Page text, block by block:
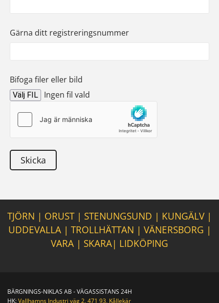
Gärna ditt registreringsnummer
Bifoga filer eller bild
Välj FIL Ingen fil vald
TJÖRN | ORUST| STENUNGSUND | KUNGÄLV|
UDDEVALLA| TROLLHÄTTAN | VÄNERSBORG |
VARA | SKARA| LIDKÖPING
BÄRGNINGS-NIKLAS AB - VÄGASSISTANS 24H
HK:Vallhamns Industri väg 2, 471 93, Kållekär